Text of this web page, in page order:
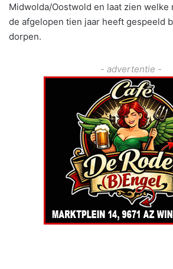
Midwolda/Oostwold en laat zien
de afgelopen tien jaar heeft gespeeld
dorpen.
- advertentie -